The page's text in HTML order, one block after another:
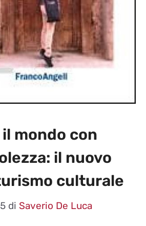
mondo con
il nuovo
culturale
di Saverio De Luca